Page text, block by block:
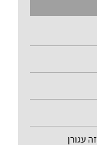
עגורן